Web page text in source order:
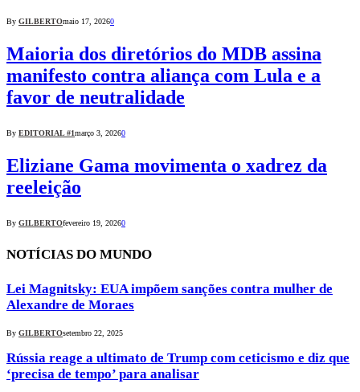
By GILBERTOmaio 17, 20260
Maioria dos diretórios do MDB assina
manifesto contra aliança com Lula e a
favor de neutralidade
By EDITORIAL #1março 3, 20260
Eliziane Gama movimenta o xadrez da
reeleição
By GILBERTOfevereiro 19, 20260
NOTÍCIAS DO MUNDO
Lei Magnitsky: EUA impõem sanções contra mulher de
Alexandre de Moraes
By GILBERTOsetembro 22, 2025
Rússia reage a ultimato de Trump com ceticismo e diz que
‘precisa de tempo’ para analisar